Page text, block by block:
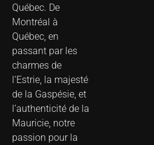
Québec. De
Montréal à
Québec, en
passant par les
charmes de
l’Estrie, la majesté
de la Gaspésie, et
l’authenticité de la
Mauricie, notre
passion pour la